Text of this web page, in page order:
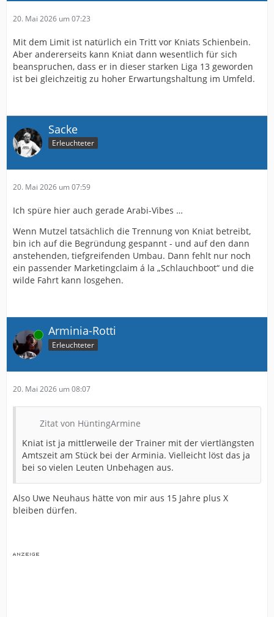
20. Mai 2026 um 07:23
Mit dem Limit ist natürlich ein Tritt vor Kniats Schienbein.
Aber andererseits kann Kniat dann wesentlich für sich
beanspruchen, dass er in dieser starken Liga 13 geworden
ist bei gleichzeitig zu hoher Erwartungshaltung im Umfeld.
Sacke
Erleuchteter
20. Mai 2026 um 07:59
Ich spüre hier auch gerade Arabi-Vibes …
Wenn Mutzel tatsächlich die Trennung von Kniat betreibt,
bin ich auf die Begründung gespannt - und auf den dann
anstehenden, tiefgreifenden Umbau. Dann fehlt nur noch
ein passender Marketingclaim á la „Schlauchboot“ und die
wilde Fahrt kann losgehen.
Online Arminia-Rotti
Erleuchteter
20. Mai 2026 um 08:07
Zitat von HüntingArmine
Kniat ist ja mittlerweile der Trainer mit der viertlängsten
Amtszeit am Stück bei der Arminia. Vielleicht löst das ja
bei so vielen Leuten Unbehagen aus.
Also Uwe Neuhaus hätte von mir aus 15 Jahre plus X
bleiben dürfen.